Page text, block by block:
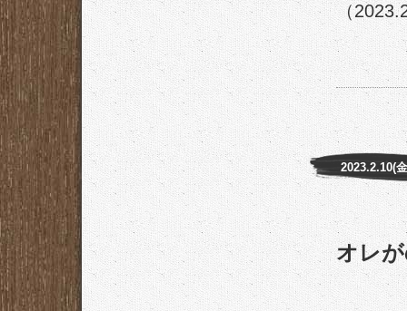
（
2023.2.10(
オレ